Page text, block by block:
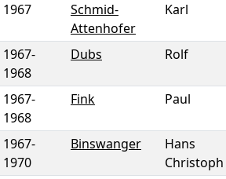
1967
Schmid-
Attenhofer
Karl
1967-
1968
Dubs Rolf
1967-
1968
Fink Paul
1967-
1970
Binswanger
Hans
Christoph